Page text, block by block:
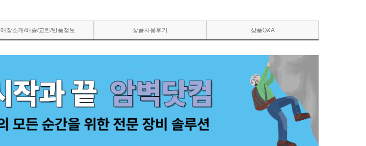
매장소개/배송/교환/반품정보 상품사용후기 상품Q&A